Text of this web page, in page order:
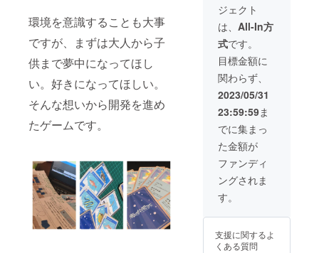
環境を意識することも大事
ですが、まずは大人から子
供まで夢中になってほし
い。好きになってほしい。
そんな想いから開発を進め
たゲームです。
ジェクト
は、 All-In方
式です。
目標金額に
関わらず、
2023/05/31
23:59:59ま
でに集まっ
た金額が
ファンディ
ングされま
す。
支援に関するよ
くある質問